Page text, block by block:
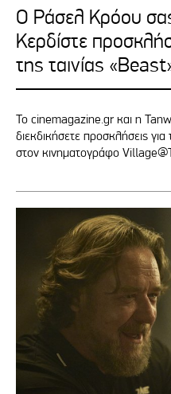
Ο Ράσελ Κρόου
Κερδίστε
της ταινίας
Το cinemagazine.gr και η
διεκδικήσετε προσκλήσεις
στον κινηματογράφο